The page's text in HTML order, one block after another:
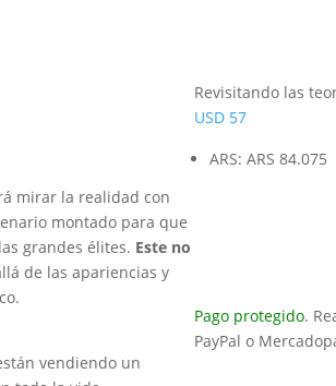
mirar la realidad con
montado para que
grandes élites. Este no
de las apariencias y
vendiendo un
Revisitando las
USD57
ARS: ARS 84.075
Pago protegido.
PayPal o